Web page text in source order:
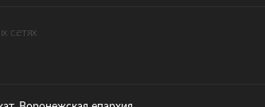
сетях